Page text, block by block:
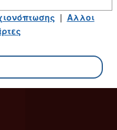
| Αλλοι